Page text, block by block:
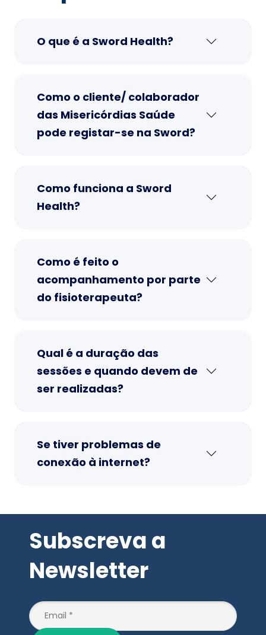
O que é a Sword Health?
Como o cliente/ colaborador
das Misericórdias Saúde
pode registar-se na Sword?
Como funciona a Sword
Health?
Como é feito o
acompanhamento por parte
do fisioterapeuta?
Qual é a duração das
sessões e quando devem de
ser realizadas?
Se tiver problemas de
conexão à internet?
Subscreva a
Newsletter